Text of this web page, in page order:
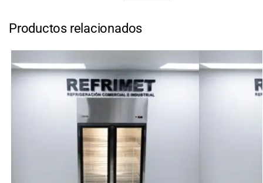
Productos relacionados